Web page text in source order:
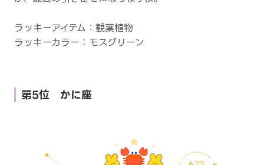
ラッキーアイテム：観葉植物
ラッキーカラー：モスグリーン
第5位 かに座